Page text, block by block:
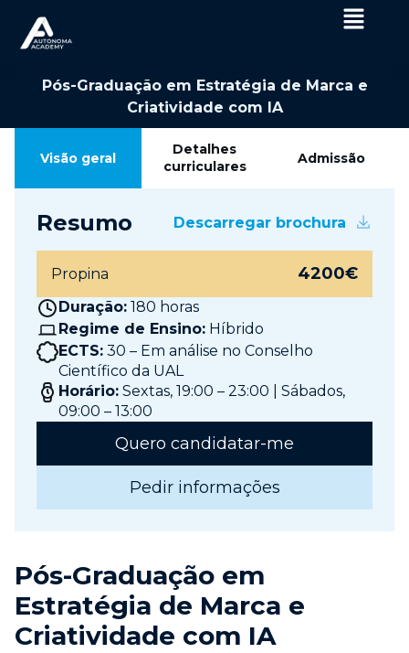
Pós-Graduação em Estratégia de Marca e
Criatividade com IA
Visão geral
Detalhes
curriculares
Admissão
Resumo Descarregar brochura
Propina 4200€
Duração: 180 horas
Regime de Ensino: Híbrido
ECTS: 30 – Em análise no Conselho
Científico da UAL
Horário: Sextas, 19:00 – 23:00 | Sábados,
09:00 – 13:00
Quero candidatar-me
Pedir informações
Pós-Graduação em
Estratégia de Marca e
Criatividade com IA